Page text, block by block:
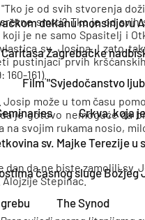
dekanu monsinjoru
Zagrebačke
Film "Svjedočanstvo
Crkva, koja
sv. Majke Terezije
časnog sluge Božjeg
The Synod
je od svih stvorenja
smrti? Tko je od
je ne samo Spasitelj i
sv. Josipa. I zato
pustinjaci prvih
161).
Josip može u tom času
je gotovo nemoguće da
svojim rukama nosio,
da ne biste zamolili sv.
Stepinac.